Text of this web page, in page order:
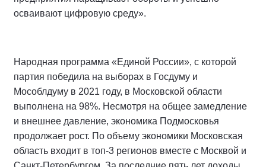
осваивают цифровую среду».
Народная программа «Единой России», с которой
партия победила на выборах в Госдуму и
Мособлдуму в 2021 году, в Московской области
выполнена на 98%. Несмотря на общее замедление
и внешнее давление, экономика Подмосковья
продолжает рост. По объему экономики Московская
область входит в топ-3 регионов вместе с Москвой и